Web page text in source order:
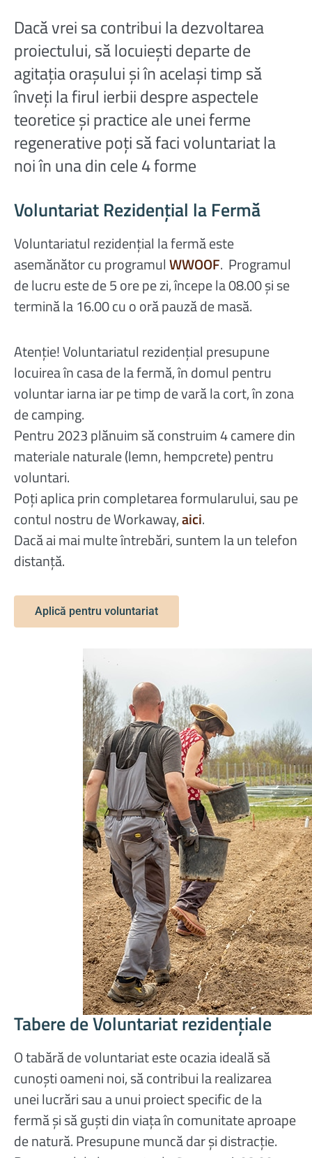
Dacă vrei sa contribui la dezvoltarea
proiectului, să locuiești departe de
agitația orașului și în același timp să
înveți la firul ierbii despre aspectele
teoretice și practice ale unei ferme
regenerative poți să faci voluntariat la
noi în una din cele 4 forme
Voluntariat Rezidențial la Fermă
Voluntariatul rezidențial la fermă este
asemănător cu programulWWOOF. Programul
de lucru este de 5 ore pe zi, începe la 08.00 și se
termină la 16.00 cu o oră pauză de masă.
Atenție! Voluntariatul rezidențial presupune
locuirea în casa de la fermă, în domul pentru
voluntar iarna iar pe timp de vară la cort, în zona
de camping.
Pentru 2023 plănuim să construim 4 camere din
materiale naturale (lemn, hempcrete) pentru
voluntari.
Poți aplica prin completarea formularului, sau pe
contul nostru de Workaway,aici.
Dacă ai mai multe întrebări, suntem la un telefon
distanță.
Aplică pentru voluntariat
Tabere de Voluntariat rezidențiale
O tabără de voluntariat este ocazia ideală să
cunoști oameni noi, să contribui la realizarea
unei lucrări sau a unui proiect specific de la
fermă și să guști din viața în comunitate aproape
de natură. Presupune muncă dar și distracție.